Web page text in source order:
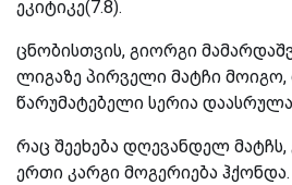
ეკიტიკე(7.8).
ცნობისთვის, გიორგი
ლიგაზე პირველი მატჩი
წარუმატებელი სერია
რაც შეეხება დღევანდელ
ერთი კარგი მოგერიება ჰქონდა.